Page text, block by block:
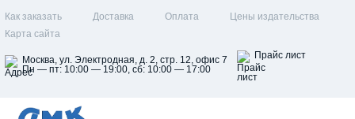
Как заказать Доставка Оплата
Цены издательства
Карта сайта
Москва, ул. Электродная, д. 2, стр. 12, офис 7
Пн — пт: 10:00 — 19:00, сб: 10:00 — 17:00
Прайс лист